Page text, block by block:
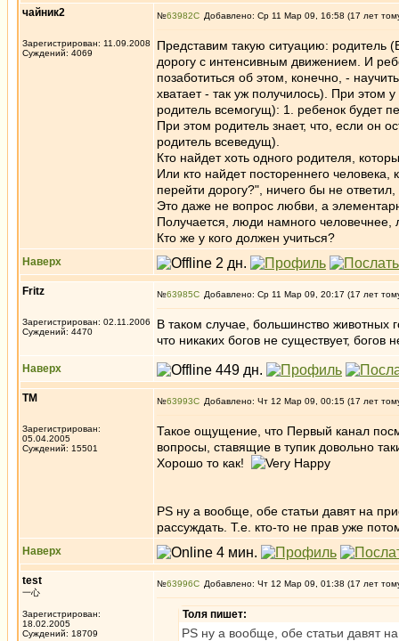
чайник2
Зарегистрирован: 11.09.2008
Суждений: 4069
№63982 Добавлено: Ср 11 Мар 09, 16:58 (17 лет
Представим такую ситуацию: родитель
дорогу с интенсивным движением. И
позаботиться об этом, конечно, -
хватает - так уж получилось). При этом
родитель всемогущ): 1. ребенок будет
При этом родитель знает, что, если он
родитель всеведущ).
Кто найдет хоть одного родителя,
Или кто найдет постореннего
перейти дорогу?", ничего бы не
Это даже не вопрос любви, а
Получается, люди намного человечнее,
Кто же у кого должен учиться?
Наверх
Fritz
Зарегистрирован: 02.11.2006
Суждений: 4470
№63985 Добавлено: Ср 11 Мар 09, 20:17 (17 лет
В таком случае, большинство животных
что никаких богов не существует, богов
Наверх
ТМ
Зарегистрирован:
05.04.2005
Суждений: 15501
№63993 Добавлено: Чт 12 Мар 09, 00:15 (17 лет
Такое ощущение, что Первый канал
вопросы, ставящие в тупик довольно
Хорошо то как!
PS ну а вообще, обе статьи давят на
рассуждать. Т.е. кто-то не прав уже
Наверх
test
一心
Зарегистрирован:
18.02.2005
Суждений: 18709
№63996 Добавлено: Чт 12 Мар 09, 01:38 (17 лет
Толя пишет:
PS ну а вообще, обе статьи давят